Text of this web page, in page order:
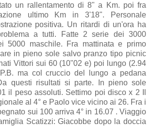
un rallentamento di 8" a Km. poi fra
ultimo Km in 3'18". Personale
positiva. Un ritardi di un'ora ha
a tutti. Fatte 2 serie dei 3000
5000 maschile. Fra mattinata e primo
in pieno sole salvo pranzo tipo picnic
Vittori sui 60 (10"02 e) poi lungo (2.94
ma col cruccio del lungo a pedana
questi risultati si parte. In pieno sole
il peso assoluti. Settimo poi disco x 2 Il
al 4° e Paolo vice vicino ai 26. Fra i
sui 100 arriva 4° in 16.07 . Viaggio
Scatizzi: Giacobbe dopo la doccia